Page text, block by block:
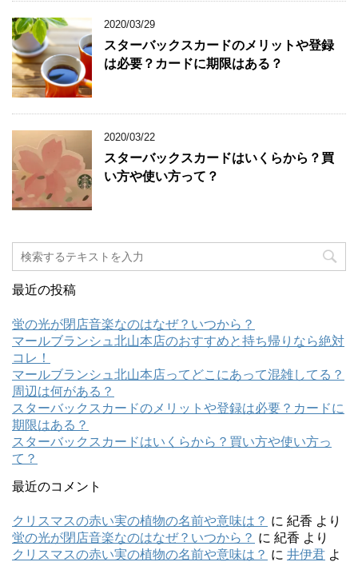
2020/03/29
スターバックスカードのメリットや登録
は必要？カードに期限はある？
2020/03/22
スターバックスカードはいくらから？買
い方や使い方って？
最近の投稿
蛍の光が閉店音楽なのはなぜ？いつから？
マールブランシュ北山本店のおすすめと持ち帰りなら絶対
コレ！
マールブランシュ北山本店ってどこにあって混雑してる？
周辺は何がある？
スターバックスカードのメリットや登録は必要？カードに
期限はある？
スターバックスカードはいくらから？買い方や使い方っ
て？
最近のコメント
クリスマスの赤い実の植物の名前や意味は？ に 紀香 より
蛍の光が閉店音楽なのはなぜ？いつから？ に 紀香 より
クリスマスの赤い実の植物の名前や意味は？ に 井伊君 よ